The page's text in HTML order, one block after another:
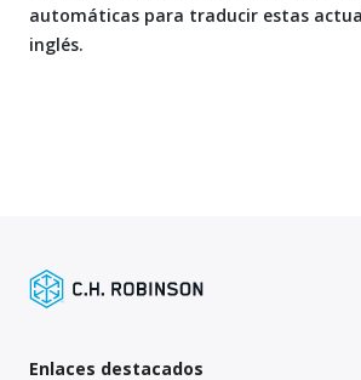
automáticas para traducir estas
inglés.
Enlaces destacados